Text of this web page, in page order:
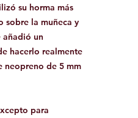
su horma más
sobre la muñeca y
añadió un
hacerlo realmente
neopreno de 5 mm
para